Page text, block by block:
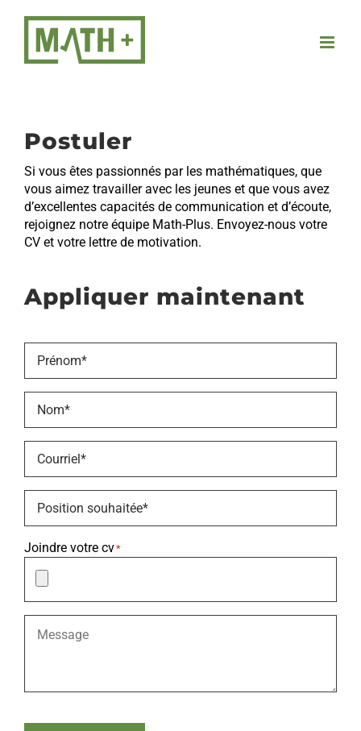
contenu
Postuler
Si vous êtes passionnés par les mathématiques, que
vous aimez travailler avec les jeunes et que vous avez
d’excellentes capacités de communication et d’écoute,
rejoignez notre équipe Math-Plus. Envoyez-nous votre
CV et votre lettre de motivation.
Appliquer maintenant
souhaitée *
Joindre votre cv*